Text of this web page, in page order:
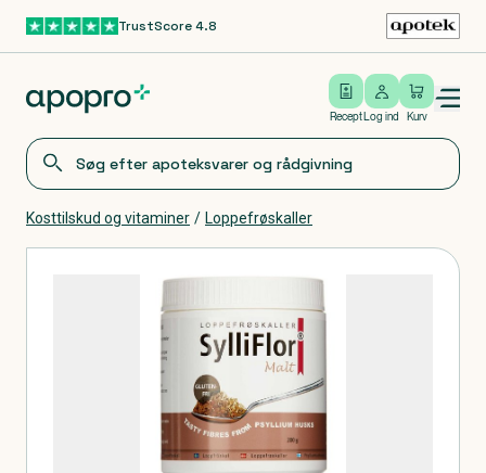
Gå til hovedindholdTrustScore 4.8
Recept
Log ind
Log ind Kurv
Open/close menu
Kosttilskud og vitaminer / Loppefrøskaller